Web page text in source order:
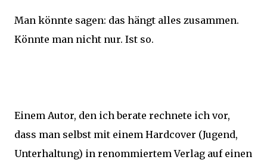
Man könnte sagen: das hängt alles zusammen.
Könnte man nicht nur. Ist so.
Einem Autor, den ich berate rechnete ich vor,
dass man selbst mit einem Hardcover (Jugend,
Unterhaltung) in renommiertem Verlag auf einen